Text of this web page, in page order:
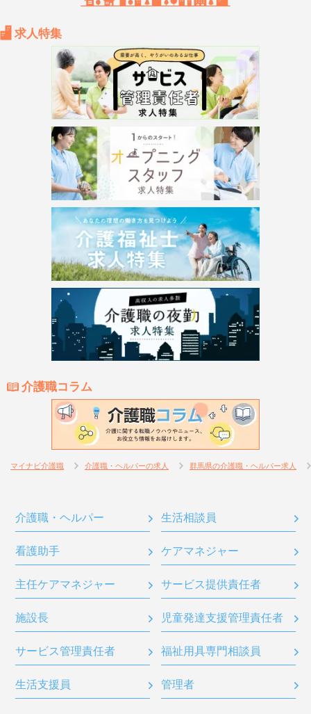
求人特集
介護職コラム
マイナビ介護職 介護職・ヘルパーの求人 群馬県の介護職・ヘルパー求人
介護職・ヘルパー 生活相談員
看護助手 ケアマネジャー
主任ケアマネジャー サービス提供責任者
施設長 児童発達支援管理責任者
サービス管理責任者 福祉用具専門相談員
生活支援員 管理者